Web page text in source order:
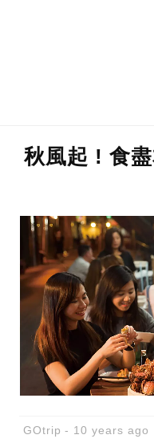
秋風起 ! 食
GOtrip 10 years ago